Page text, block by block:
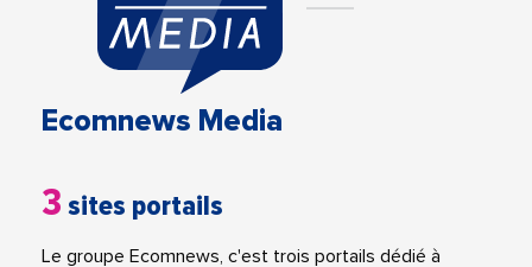
Ecomnews Media
3 sites portails
Le groupe Ecomnews, c'est trois portails dédié à